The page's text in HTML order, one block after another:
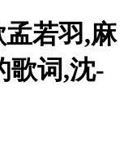
若羽,麻
歌词,沈-